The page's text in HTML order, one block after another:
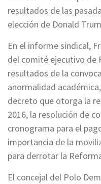
resultados de las
elección de Donald
En el informe sindical,
del comité ejecutivo de
resultados de la
anormalidad
decreto que otorga la
2016, la resolución de
cronograma para el
importancia de la
para derrotar la
El concejal del Polo